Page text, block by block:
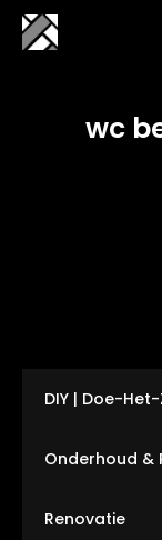
wc
DIY | Doe-
Onderhoud &
Renovatie